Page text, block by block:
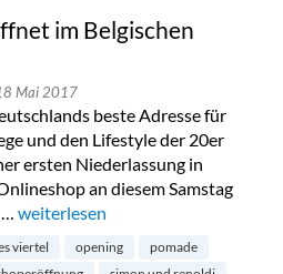
im Belgischen
18 Mai 2017
beste Adresse für
und den Lifestyle der 20er
ersten Niederlassung in
an diesem Samstag
… „PomadeShop eröffnet im
weiterlesen
viertel opening
pomade